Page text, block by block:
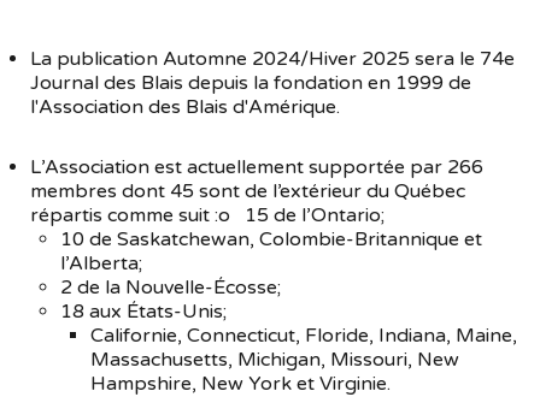
La publication Automne 2024/Hiver 2025 sera le 74e
Journal des Blais depuis la fondation en 1999 de
l'Association des Blais d'Amérique.
L’Association est actuellement supportée par 266
membres dont 45 sont de l’extérieur du Québec
répartis comme suit :o 15 de l’Ontario;
10 de Saskatchewan, Colombie-Britannique et
l’Alberta;
2 de la Nouvelle-Écosse;
18 aux États-Unis;
Californie, Connecticut, Floride, Indiana, Maine,
Massachusetts, Michigan, Missouri, New
Hampshire, New York et Virginie.